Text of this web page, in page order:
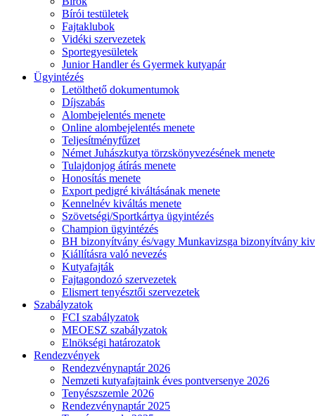
Bírói testületek
Fajtaklubok
Vidéki szervezetek
Sportegyesületek
Junior Handler és Gyermek kutyapár
Ügyintézés
Letölthető dokumentumok
Díjszabás
Alombejelentés menete
Online alombejelentés menete
Teljesítményfűzet
Német Juhászkutya törzskönyvezésének menete
Tulajdonjog átírás menete
Honosítás menete
Export pedigré kiváltásának menete
Kennelnév kiváltás menete
Szövetségi/Sportkártya ügyintézés
Champion ügyintézés
BH bizonyítvány és/vagy Munkavizsga bizonyítvány
Kiállításra való nevezés
Kutyafajták
Fajtagondozó szervezetek
Elismert tenyésztői szervezetek
Szabályzatok
FCI szabályzatok
MEOESZ szabályzatok
Elnökségi határozatok
Rendezvények
Rendezvénynaptár 2026
Nemzeti kutyafajtaink éves pontversenye 2026
Tenyészszemle 2026
Rendezvénynaptár 2025